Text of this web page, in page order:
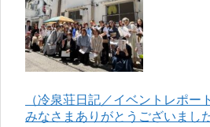
（冷泉荘日記／イベントレポ
みなさまありがとうございまし